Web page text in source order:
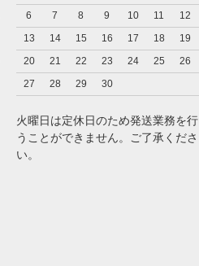
6
7 8 9 10 11
12
13
14 15 16 17 18
19
20
21 22 23 24 25
26
27
28 29 30
火曜日は定休日のため発送業務を行
うことができません。ご了承くださ
い。